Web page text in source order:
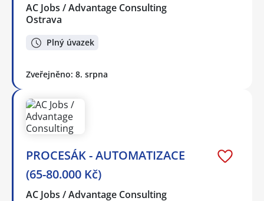
AC Jobs / Advantage Consulting
Ostrava
Plný úvazek
Zveřejněno: 8. srpna
PROCESÁK - AUTOMATIZACE
(65-80.000 Kč)
AC Jobs / Advantage Consulting